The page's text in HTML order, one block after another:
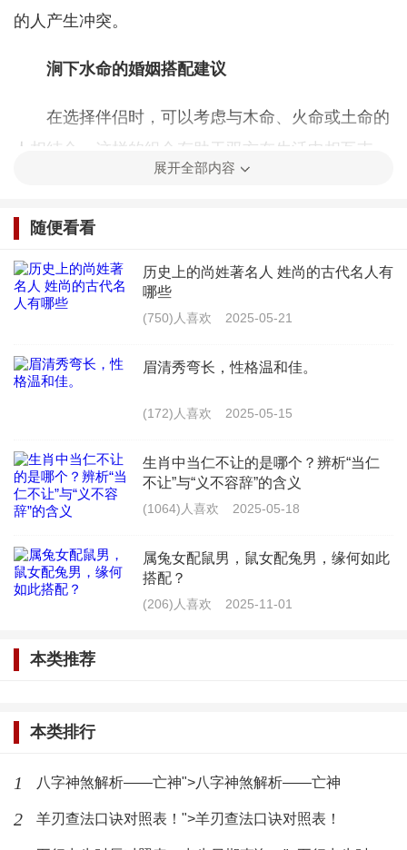
的人产生冲突。
涧下水命的婚姻搭配建议
在选择伴侣时，可以考虑与木命、火命或土命的
人相结合，这样的组合有助于双方在生活中相互支
福与否还取决于双方的性格、价值观等多方面因素，
因此在选择伴侣时还需综合考虑。
生命线短寿命就短？
下方开始，沿着手腕方向延伸，生命线的长短、深
浅、宽窄等都与人的健康和寿命有关，生命线长且深
况相对较差，容易生病，这并不意味着生命线短的人
寿命一定短。
生命线短与寿命的关系
它并不是决定寿命的唯一因素，一个人的寿命受
仍然可以拥有长寿的人生，相反，如果生命线长但生
活习惯不良，也可能导致寿命缩短。
如何改善生命线短带来的影响
展开全部内容
随便看看
历史上的尚姓著名人 姓尚的古代名人有
哪些
(750)人喜欢 2025-05-21
眉清秀弯长，性格温和佳。
(172)人喜欢 2025-05-15
生肖中当仁不让的是哪个？辨析“当仁
不让”与“义不容辞”的含义
(1064)人喜欢 2025-05-18
属兔女配鼠男，鼠女配兔男，缘何如此
搭配？
(206)人喜欢 2025-11-01
本类推荐
本类排行
1 八字神煞解析——亡神">八字神煞解析——亡神
2 羊刃查法口诀对照表！">羊刃查法口诀对照表！